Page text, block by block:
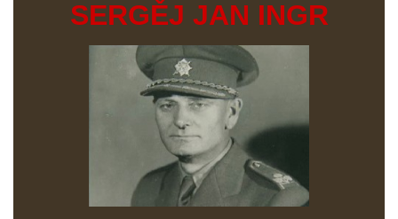
SERGĚJ JAN INGR